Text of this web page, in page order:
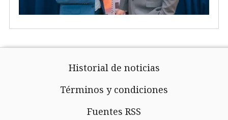
Historial de noticias
Términos y condiciones
Fuentes RSS